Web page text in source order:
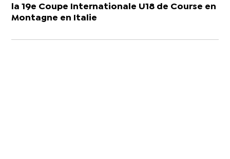
la 19e Coupe Internationale U18 de Course en
Montagne en Italie